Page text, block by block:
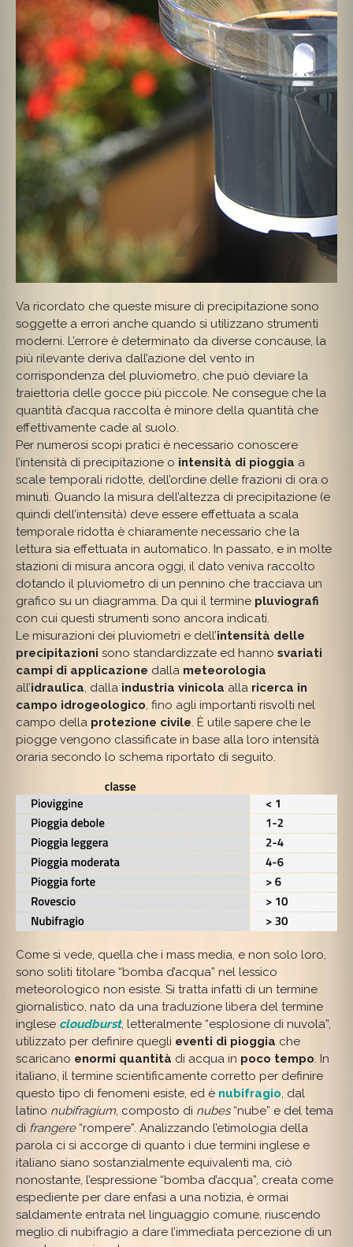
Va ricordato che queste misure di precipitazione sono
soggette a errori anche quando si utilizzano strumenti
moderni. L’errore è determinato da diverse concause, la
più rilevante deriva dall’azione del vento in
corrispondenza del pluviometro, che può deviare la
traiettoria delle gocce più piccole. Ne consegue che la
quantità d’acqua raccolta è minore della quantità che
effettivamente cade al suolo.
Per numerosi scopi pratici è necessario conoscere
l’intensità di precipitazione o intensità di pioggia a
scale temporali ridotte, dell’ordine delle frazioni di ora o
minuti. Quando la misura dell’altezza di precipitazione (e
quindi dell’intensità) deve essere effettuata a scala
temporale ridotta è chiaramente necessario che la
lettura sia effettuata in automatico. In passato, e in molte
stazioni di misura ancora oggi, il dato veniva raccolto
dotando il pluviometro di un pennino che tracciava un
grafico su un diagramma. Da qui il termine pluviografi
con cui questi strumenti sono ancora indicati.
Le misurazioni dei pluviometri e dell’intensità delle
precipitazioni sono standardizzate ed hanno svariati
campi di applicazione dalla meteorologia
all’idraulica, dalla industria vinicola alla ricerca in
campo idrogeologico, fino agli importanti risvolti nel
campo della protezione civile. È utile sapere che le
piogge vengono classificate in base alla loro intensità
oraria secondo lo schema riportato di seguito.
Come si vede, quella che i mass media, e non solo loro,
sono soliti titolare “bomba d’acqua” nel lessico
meteorologico non esiste. Si tratta infatti di un termine
giornalistico, nato da una traduzione libera del termine
inglese cloudburst, letteralmente “esplosione di nuvola”,
utilizzato per definire quegli eventi di pioggia che
scaricano enormi quantità di acqua in poco tempo. In
italiano, il termine scientificamente corretto per definire
questo tipo di fenomeni esiste, ed è nubifragio, dal
latino nubifragium, composto di nubes“nube” e del tema
di frangere“rompere”. Analizzando l’etimologia della
parola ci si accorge di quanto i due termini inglese e
italiano siano sostanzialmente equivalenti ma, ciò
nonostante, l’espressione “bomba d’acqua”, creata come
espediente per dare enfasi a una notizia, è ormai
saldamente entrata nel linguaggio comune, riuscendo
meglio di nubifragio a dare l’immediata percezione di un